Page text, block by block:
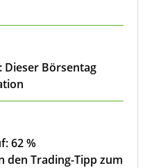
Börsentag
62 %
den Trading-Tipp zum